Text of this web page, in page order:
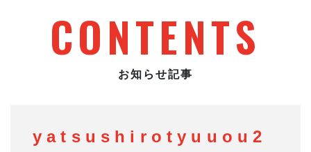
CONTENTS
お知らせ記事
yatsushirotyuuou2